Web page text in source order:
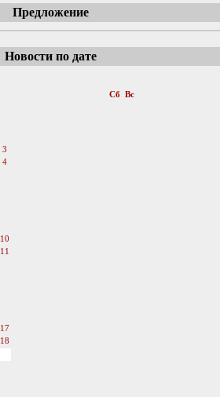
Предложение
Новости по дате
Сб Вс
3
4
10
11
17
18